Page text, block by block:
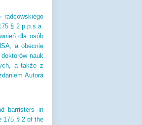
radcowskiego
§ 2 p.p.s.a.
dla osób
a obecnie
nauk
a także z
Autora
barristers in
175 § 2 of the